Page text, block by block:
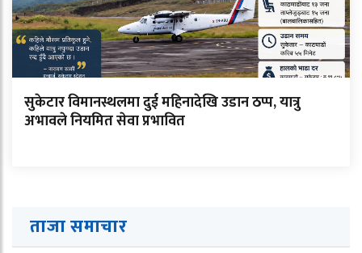
सुकेटार विमानस्थलमा दुई महिनादेखि उडान ठप्प, यात्रु
अभावले नियमित सेवा प्रभावित
ताजा समाचार